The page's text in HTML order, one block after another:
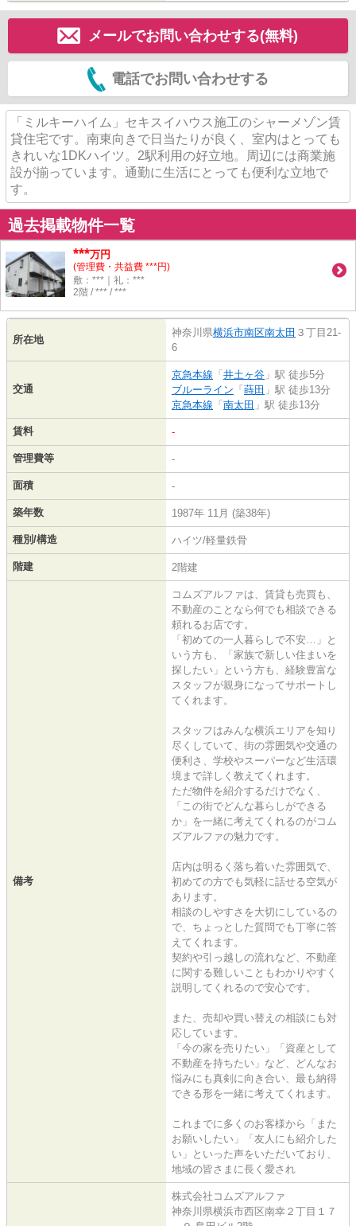
メールでお問い合わせする(無料)
電話でお問い合わせする
「ミルキーハイム」セキスイハウス施工のシャーメゾン賃
貸住宅です。南東向きで日当たりが良く、室内はとっても
きれいな1DKハイツ。2駅利用の好立地。周辺には商業施
設が揃っています。通勤に生活にとっても便利な立地で
す。
過去掲載物件一覧
***万円
(管理費・共益費 ***円)
敷：***｜礼：***
2階 / *** / ***
所在地
神奈川県横浜市南区南太田 ３丁目21-
6
交通
京急本線 「 井土ヶ谷 」駅 徒歩5分
ブルーライン 「 蒔田 」駅 徒歩13分
京急本線 「 南太田 」駅 徒歩13分
賃料 -
管理費等 -
面積 -
築年数 1987年 11月 (築38年)
種別/構造 ハイツ/軽量鉄骨
階建 2階建
備考
コムズアルファは、賃貸も売買も、
不動産のことなら何でも相談できる
頼れるお店です。
「初めての一人暮らしで不安…」と
いう方も、「家族で新しい住まいを
探したい」という方も、経験豊富な
スタッフが親身になってサポートし
てくれます。
スタッフはみんな横浜エリアを知り
尽くしていて、街の雰囲気や交通の
便利さ、学校やスーパーなど生活環
境まで詳しく教えてくれます。
ただ物件を紹介するだけでなく、
「この街でどんな暮らしができる
か」を一緒に考えてくれるのがコム
ズアルファの魅力です。
店内は明るく落ち着いた雰囲気で、
初めての方でも気軽に話せる空気が
あります。
相談のしやすさを大切にしているの
で、ちょっとした質問でも丁寧に答
えてくれます。
契約や引っ越しの流れなど、不動産
に関する難しいこともわかりやすく
説明してくれるので安心です。
また、売却や買い替えの相談にも対
応しています。
「今の家を売りたい」「資産として
不動産を持ちたい」など、どんなお
悩みにも真剣に向き合い、最も納得
できる形を一緒に考えてくれます。
これまでに多くのお客様から「また
お願いしたい」「友人にも紹介した
い」といった声をいただいており、
地域の皆さまに長く愛され
株式会社コムズアルファ
神奈川県横浜市西区南幸２丁目１７